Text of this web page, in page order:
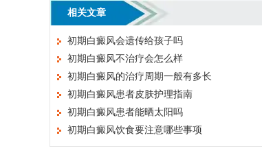
相关文章
初期白癜风会遗传给孩子吗
初期白癜风不治疗会怎么样
初期白癜风的治疗周期一般有多长
初期白癜风患者皮肤护理指南
初期白癜风患者能晒太阳吗
初期白癜风饮食要注意哪些事项